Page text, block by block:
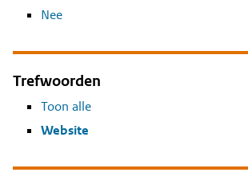
Nee
Trefwoorden
Toon alle
Website